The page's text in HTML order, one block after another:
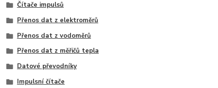
Čítače impulsů
Přenos dat z elektroměrů
Přenos dat z vodoměrů
Přenos dat z měřičů tepla
Datové převodníky
Impulsní čítače